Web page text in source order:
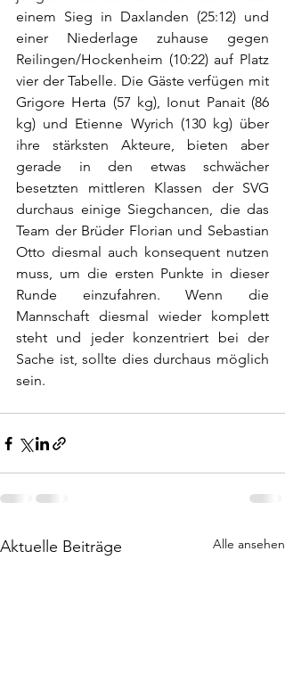
einem Sieg in Daxlanden (25:12) und
einer Niederlage zuhause gegen
Reilingen/Hockenheim (10:22) auf Platz
vier der Tabelle. Die Gäste verfügen mit
Grigore Herta (57 kg), Ionut Panait (86
kg) und Etienne Wyrich (130 kg) über
ihre stärksten Akteure, bieten aber
gerade in den etwas schwächer
besetzten mittleren Klassen der SVG
durchaus einige Siegchancen, die das
Team der Brüder Florian und Sebastian
Otto diesmal auch konsequent nutzen
muss, um die ersten Punkte in dieser
Runde einzufahren. Wenn die
Mannschaft diesmal wieder komplett
steht und jeder konzentriert bei der
Sache ist, sollte dies durchaus möglich
sein.
Aktuelle Beiträge Alle ansehen